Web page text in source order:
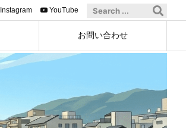
お問い合わせ
Instagram YouTube